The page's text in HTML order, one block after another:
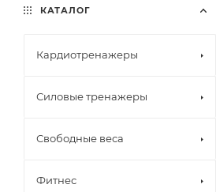
КАТАЛОГ
Кардиотренажеры
Силовые тренажеры
Свободные веса
Фитнес